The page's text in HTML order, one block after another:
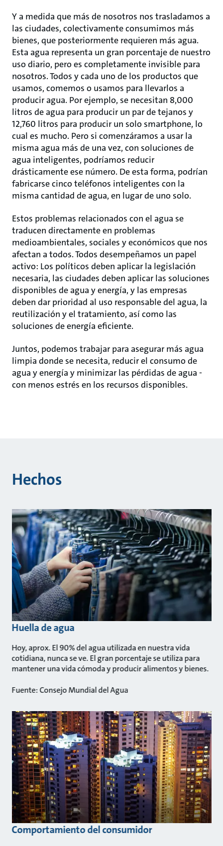
Y a medida que más de nosotros nos trasladamos a
las ciudades, colectivamente consumimos más
bienes, que posteriormente requieren más agua.
Esta agua representa un gran porcentaje de nuestro
uso diario, pero es completamente invisible para
nosotros. Todos y cada uno de los productos que
usamos, comemos o usamos para llevarlos a
producir agua. Por ejemplo, se necesitan 8,000
litros de agua para producir un par de tejanos y
12,760 litros para producir un solo smartphone, lo
cual es mucho. Pero si comenzáramos a usar la
misma agua más de una vez, con soluciones de
agua inteligentes, podríamos reducir
drásticamente ese número. De esta forma, podrían
fabricarse cinco teléfonos inteligentes con la
misma cantidad de agua, en lugar de uno solo.
Estos problemas relacionados con el agua se
traducen directamente en problemas
medioambientales, sociales y económicos que nos
afectan a todos. Todos desempeñamos un papel
activo: Los políticos deben aplicar la legislación
necesaria, las ciudades deben aplicar las soluciones
disponibles de agua y energía, y las empresas
deben dar prioridad al uso responsable del agua, la
reutilización y el tratamiento, así como las
soluciones de energía eficiente.
Juntos, podemos trabajar para asegurar más agua
limpia donde se necesita, reducir el consumo de
agua y energía y minimizar las pérdidas de agua -
con menos estrés en los recursos disponibles.
Hechos
Huella de agua
Hoy, aprox. El 90% del agua utilizada en nuestra vida
cotidiana, nunca se ve. El gran porcentaje se utiliza para
mantener una vida cómoda y producir alimentos y bienes.
Fuente: Consejo Mundial del Agua
Comportamiento del consumidor